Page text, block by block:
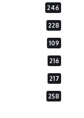
246
228
109
216
217
258